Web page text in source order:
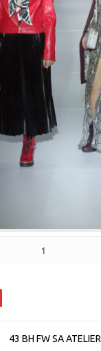
43 BH FW SA ATELIER